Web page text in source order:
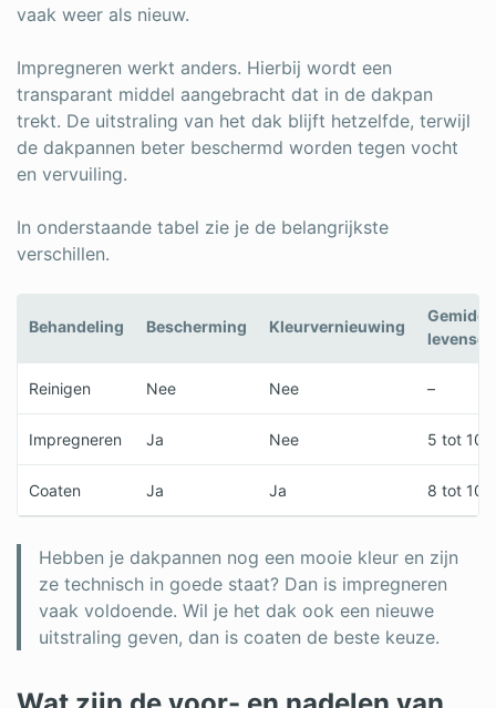
vaak weer als nieuw.
Impregneren werkt anders. Hierbij wordt een
transparant middel aangebracht dat in de dakpan
trekt. De uitstraling van het dak blijft hetzelfde, terwijl
de dakpannen beter beschermd worden tegen vocht
en vervuiling.
In onderstaande tabel zie je de belangrijkste
verschillen.
Behandeling Bescherming Kleurvernieuwing
Reinigen Nee Nee –
Impregneren Ja Nee 5 tot 10
Coaten Ja Ja 8 tot 10
Hebben je dakpannen nog een mooie kleur en zijn
ze technisch in goede staat? Dan is impregneren
vaak voldoende. Wil je het dak ook een nieuwe
uitstraling geven, dan is coaten de beste keuze.